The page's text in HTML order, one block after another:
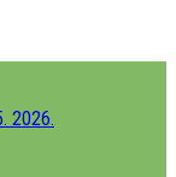
2026.